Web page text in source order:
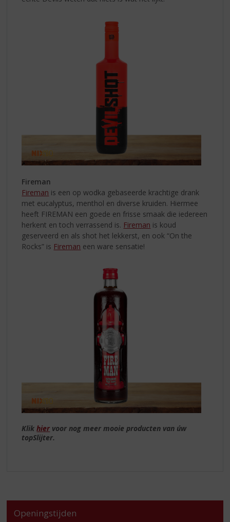
Fireman
Fireman is een op wodka gebaseerde krachtige drank
met eucalyptus, menthol en diverse kruiden. Hiermee
heeft FIREMAN een goede en frisse smaak die iedereen
herkent en toch verrassend is. Fireman is koud
geserveerd en als shot het lekkerst, en ook “On the
Rocks” is Fireman een ware sensatie!
Klikhier voor nog meer mooie producten van úw
topSlijter.
Openingstijden